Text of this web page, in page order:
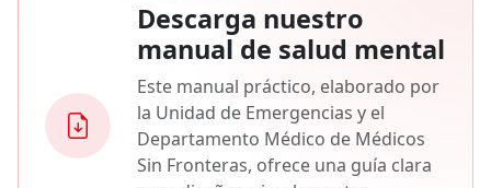
Descarga nuestro
manual de salud mental
Este manual práctico, elaborado por
la Unidad de Emergencias y el
Departamento Médico de Médicos
Sin Fronteras, ofrece una guía clara